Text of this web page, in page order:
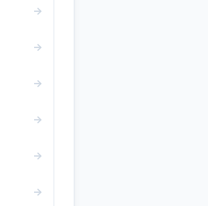
→
→
→
→
→
→